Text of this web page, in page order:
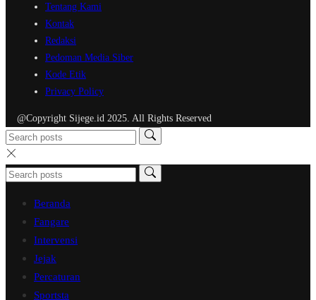
Tentang Kami
Kontak
Redaksi
Pedoman Media Siber
Kode Etik
Privacy Policy
@Copyright Sijege.id 2025. All Rights Reserved
Beranda
Fangare
Intervensi
Jejak
Percaturan
Sportsta